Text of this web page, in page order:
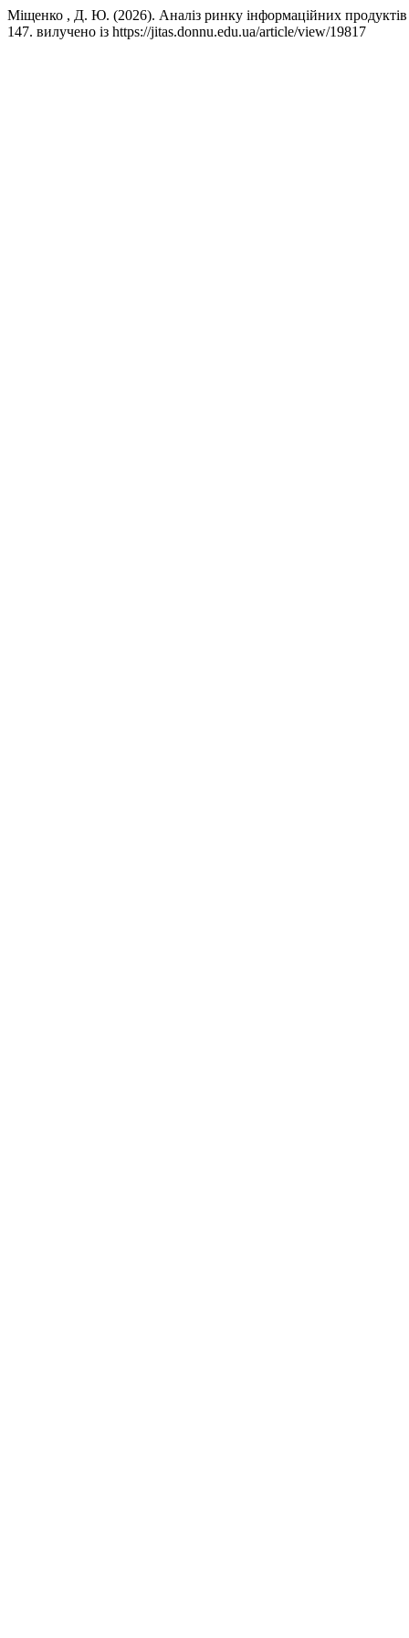
Міщенко , Д. Ю. (2026). Аналіз ринку інформаційних продуктів
147. вилучено із https://jitas.donnu.edu.ua/article/view/19817